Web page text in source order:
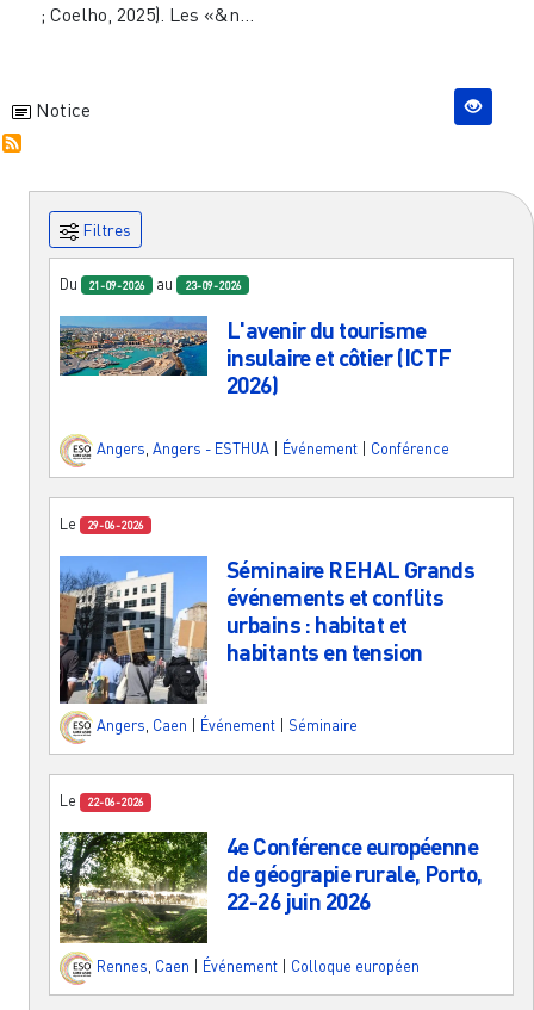
; Coelho, 2025). Les «&n...
Notice
Filtres
Du 21-09-2026 au 23-09-2026
L'avenir du tourisme
insulaire et côtier (ICTF
2026)
Angers Angers - ESTHUA Événement Conférence
Le 29-06-2026
Séminaire REHAL Grands
événements et conflits
urbains : habitat et
habitants en tension
Angers, Caen Événement Séminaire
Le 22-06-2026
4e Conférence européenne
de géograpie rurale, Porto,
22-26 juin 2026
Rennes Caen Événement Colloque européen